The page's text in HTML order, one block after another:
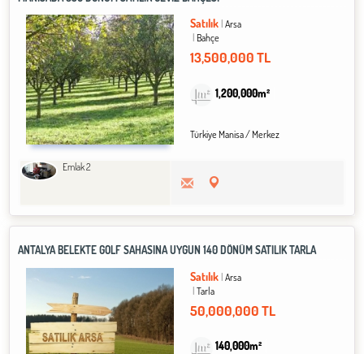
Satılık Arsa
Bahçe
13,500,000 TL
1,200,000m²
Türkiye Manisa / Merkez
Emlak 2
ANTALYA BELEKTE GOLF SAHASINA UYGUN 140 DÖNÜM SATILIK TARLA
Satılık Arsa
Tarla
50,000,000 TL
140,000m²